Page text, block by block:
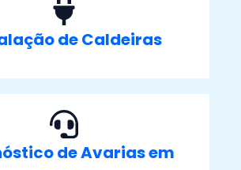
de Caldeiras
de Avarias em